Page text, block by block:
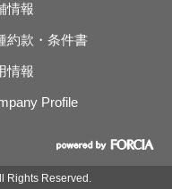
情報
約款・条件書
情報
Profile
Rights Reserved.